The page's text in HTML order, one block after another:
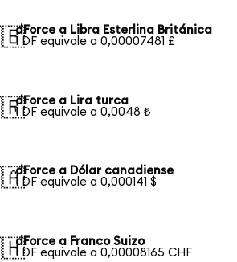
dForce a Libra Esterlina Británica
1 DF equivale a 0,00007481 £
dForce a Lira turca
1 DF equivale a 0,0048 ₺
dForce a Dólar canadiense
1 DF equivale a 0,000141 $
dForce a Franco Suizo
1 DF equivale a 0,00008165 CHF